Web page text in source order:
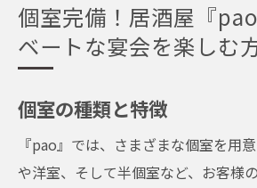
個室完備！居酒屋『
ベートな宴会を楽しむ
個室の種類と特徴
『pao』では、さまざまな個室を用
や洋室、そして半個室など、お客様